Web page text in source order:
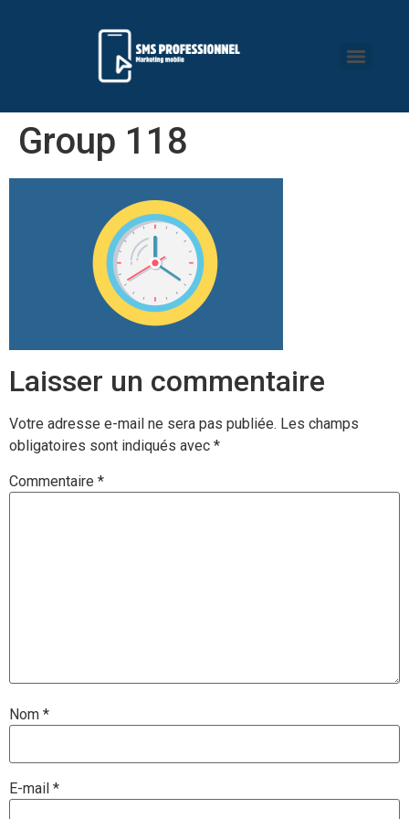
Group 118
Laisser un commentaire
Votre adresse e-mail ne sera pas publiée. Les champs
obligatoires sont indiqués avec *
Commentaire *
Nom *
E-mail *